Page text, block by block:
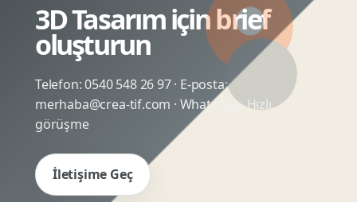
3D Tasarım için brief
oluşturun
Telefon:0540 548 26 97· E-posta:
merhaba@crea-tif.com · WhatsApp:Hızlı
görüşme
İletişime Geç